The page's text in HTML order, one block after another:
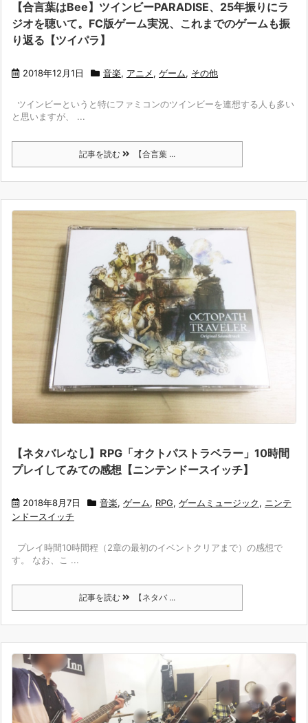
【合言葉はBee】ツインビーPARADISE、25年振りにラ
ジオを聴いて。FC版ゲーム実況、これまでのゲームも振
り返る【ツイパラ】
2018年12月1日 音楽, アニメ, ゲーム, その他
ツインビーというと特にファミコンのツインビーを連想する人も多い
と思いますが、 ...
記事を読む 【合言葉 ...
【ネタバレなし】RPG「オクトパストラベラー」10時間
プレイしてみての感想【ニンテンドースイッチ】
2018年8月7日 音楽, ゲーム, RPG, ゲームミュージック, ニンテ
ンドースイッチ
プレイ時間10時間程（2章の最初のイベントクリアまで）の感想で
す。 なお、こ ...
記事を読む 【ネタバ ...